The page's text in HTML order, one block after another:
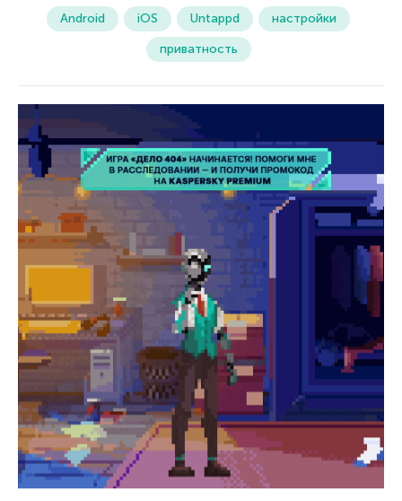
Android iOS Untappd
настройки
приватность